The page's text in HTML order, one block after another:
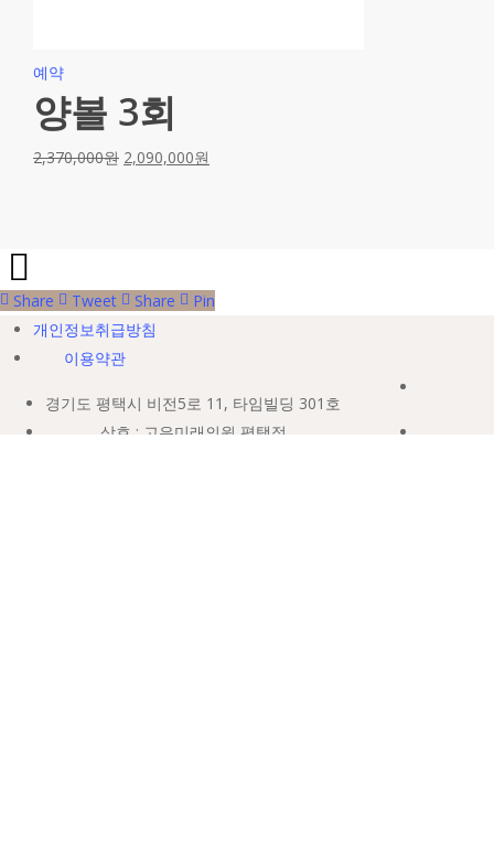
예약
양볼 3회
2,370,000원 2,090,000원
Share Tweet Share
Pin
개인정보취급방침
이용약관
경기도 평택시 비전5로 11, 타임빌딩 301호
상호 : 고은미래의원 평택점